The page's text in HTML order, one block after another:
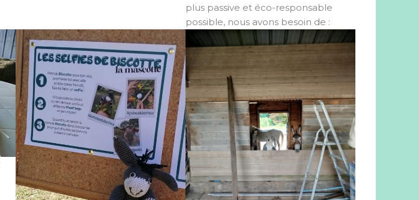
plus passive et éco-responsable
possible, nous avons besoin de :